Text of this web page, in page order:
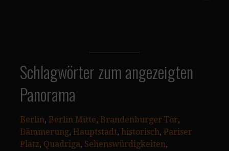
Schlagwörter zum angezeigten
Panorama
Berlin, Berlin Mitte, Brandenburger Tor
Dämmerung, Hauptstadt, historisch, Pariser
Platz, Quadriga, Sehenswürdigkeiten